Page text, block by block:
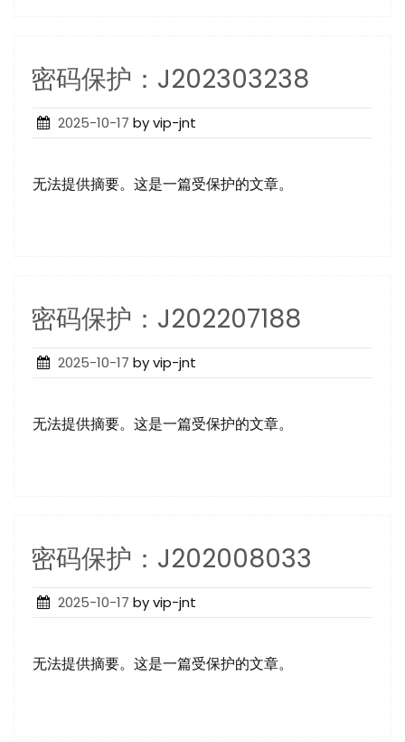
密码保护：J202303238
Posted
2025-10-17 by vip-jnt
无法提供摘要。这是一篇受保护的文章。
密码保护：J202207188
Posted
2025-10-17 by vip-jnt
无法提供摘要。这是一篇受保护的文章。
密码保护：J202008033
Posted
2025-10-17 by vip-jnt
无法提供摘要。这是一篇受保护的文章。